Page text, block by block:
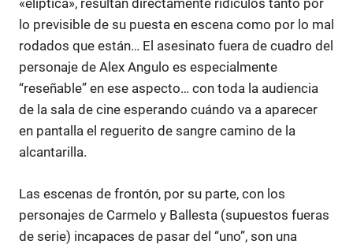
«elíptica», resultan directamente ridículos tanto por
lo previsible de su puesta en escena como por lo mal
rodados que están… El asesinato fuera de cuadro del
personaje de Alex Angulo es especialmente
“reseñable” en ese aspecto… con toda la audiencia
de la sala de cine esperando cuándo va a aparecer
en pantalla el reguerito de sangre camino de la
alcantarilla.
Las escenas de frontón, por su parte, con los
personajes de Carmelo y Ballesta (supuestos fueras
de serie) incapaces de pasar del “uno”, son una